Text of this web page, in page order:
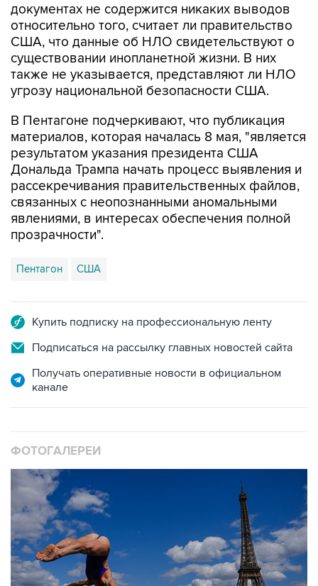
документах не содержится никаких выводов
относительно того, считает ли правительство
США, что данные об НЛО свидетельствуют о
существовании инопланетной жизни. В них
также не указывается, представляют ли НЛО
угрозу национальной безопасности США.
В Пентагоне подчеркивают, что публикация
материалов, которая началась 8 мая, "является
результатом указания президента США
Дональда Трампа начать процесс выявления и
рассекречивания правительственных файлов,
связанных с неопознанными аномальными
явлениями, в интересах обеспечения полной
прозрачности".
Пентагон США
Купить подписку на профессиональную ленту
Подписаться на рассылку главных новостей сайта
Получать оперативные новости в официальном
канале
ФОТОГАЛЕРЕИ